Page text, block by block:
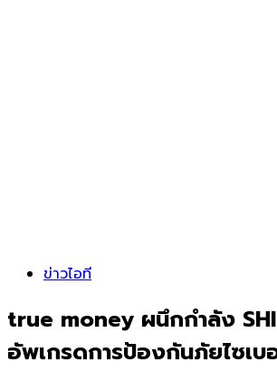
ข่าวไอที
true money ผนึกกำลัง
อัพเกรดการป้องกันภัยไซเ